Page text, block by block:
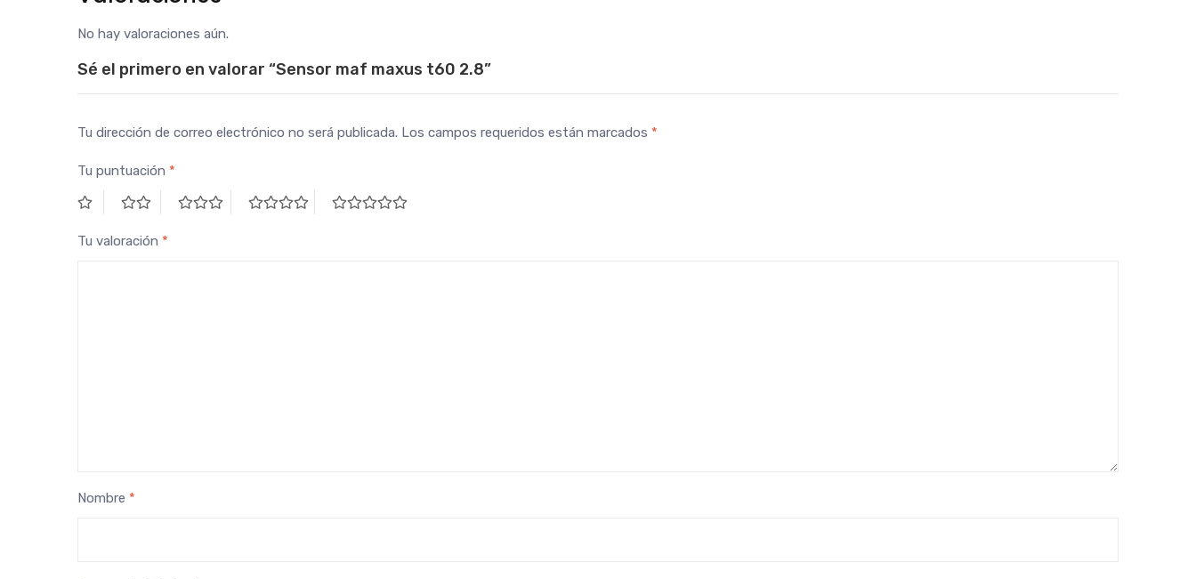
No hay valoraciones aún.
Sé el primero en valorar “Sensor maf maxus t60 2.8”
Tu dirección de correo electrónico no será publicada. Los campos requeridos están marcados *
Tu puntuación *
Tu valoración *
Nombre *